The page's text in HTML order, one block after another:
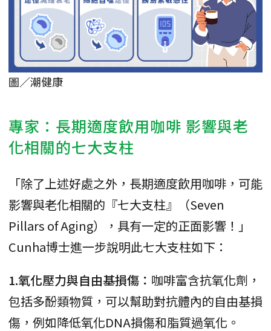
圖／潮健康
專家：長期適度飲用咖啡 影響與老
化相關的七大支柱
「除了上述好處之外，長期適度飲用咖啡，可能
影響與老化相關的『七大支柱』（Seven
Pillars of Aging），具有一定的正面影響！」
Cunha博士進一步說明此七大支柱如下：
1.氧化壓力與自由基損傷： 咖啡富含抗氧化劑，
包括多酚類物質，可以幫助對抗體內的自由基損
傷，例如降低氧化DNA損傷和脂質過氧化。